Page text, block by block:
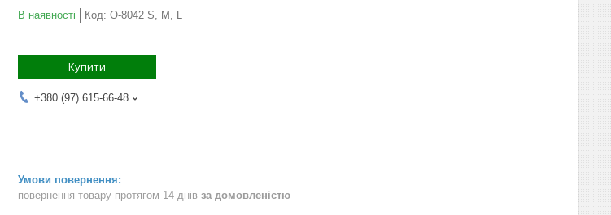
В наявності Код: О-8042 S, M, L
Купити
+380 (97) 615-66-48
повернення товару протягом 14 днів за домовленістю